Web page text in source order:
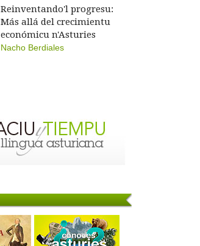
Reinventando'l progresu:
Más allá del crecimientu
económicu n'Asturies
Nacho Berdiales